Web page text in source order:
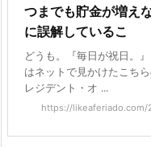
つまでも貯金が増え
に誤解しているこ
どうも。『毎日が祝日。
はネットで見かけたこち
レジデント・オ ...
https://